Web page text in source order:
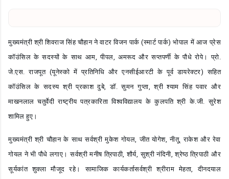
मुख्यमंत्री श्री शिवराज सिंह चौहान ने वाटर विजन पार्क (स्मार्ट पार्क) भोपाल में आज प्रेस
कॉउंसिल के सदस्यों के साथ आम, पीपल, अमरूद और सप्तपर्णी के पौधे रोपे। प्रो.
जे.एस. राजपूत (यूनेस्को में प्रतिनिधि और एनसीईआरटी के पूर्व डायरेक्टर) सहित
कॉउंसिल के सदस्य श्री प्रकाश दुबे, डॉ. सुमन गुप्ता, श्री श्याम सिंह पवार और
माखनलाल चतुर्वेदी राष्ट्रीय पत्रकारिता विश्वविद्यालय के कुलपति श्री के.जी. सुरेश
शामिल हुए।
मुख्यमंत्री श्री चौहान के साथ सर्वश्री मुकेश गोयल, जीत योगेश, नीतू, राकेश और रेवा
गोयल ने भी पौधे लगाए। सर्वश्री मनीष त्रिपाठी, शौर्य, सुश्री नंदिनी, श्रेष्ठ त्रिपाठी और
सूर्यकांत शुक्ला मौजूद रहे। सामाजिक कार्यकर्तासर्वश्री श्रीराम मेहता, दीनदयाल